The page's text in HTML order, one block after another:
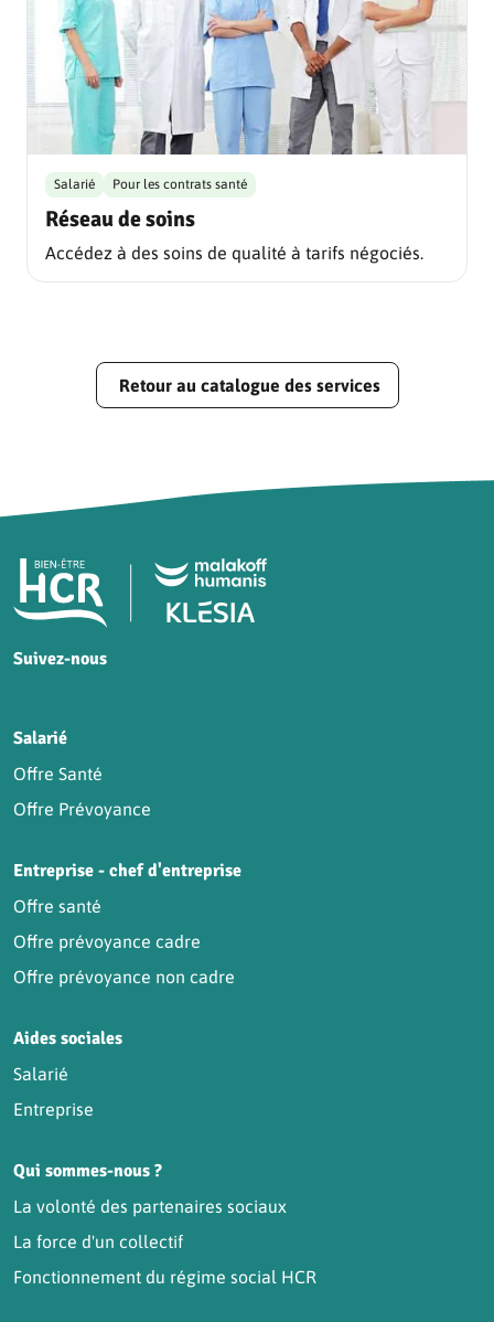
Réseau de soins
Salarié Pour les contrats santé
Accédez à des soins de qualité à tarifs négociés.
Retour au catalogue des services
Pied de page HCR Bien-Être
Suivez-nous
Salarié
Offre Santé
Offre Prévoyance
Entreprise - chef d'entreprise
Offre santé
Offre prévoyance cadre
Offre prévoyance non cadre
Aides sociales
Salarié
Entreprise
Qui sommes-nous ?
La volonté des partenaires sociaux
La force d'un collectif
Fonctionnement du régime social HCR